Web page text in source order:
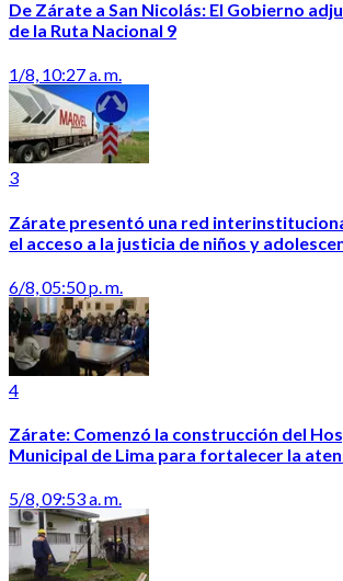
De Zárate a San Nicolás: El Gobierno
de la Ruta Nacional 9
1/8, 10:27 a. m.
3
Zárate presentó una red
el acceso a la justicia de niños y
6/8, 05:50 p. m.
4
Zárate: Comenzó la construcción del
Municipal de Lima para fortalecer la
5/8, 09:53 a. m.